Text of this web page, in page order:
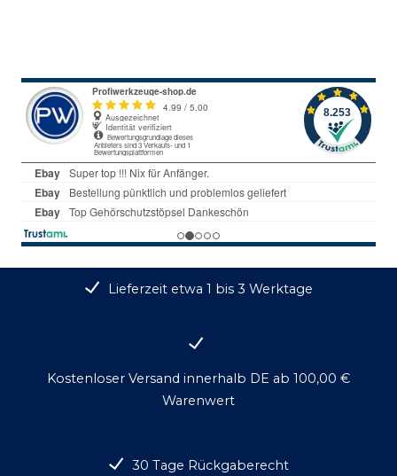
Lieferzeit etwa 1 bis 3 Werktage
Kostenloser Versand innerhalb DE ab 100,00 €
Warenwert
30 Tage Rückgaberecht